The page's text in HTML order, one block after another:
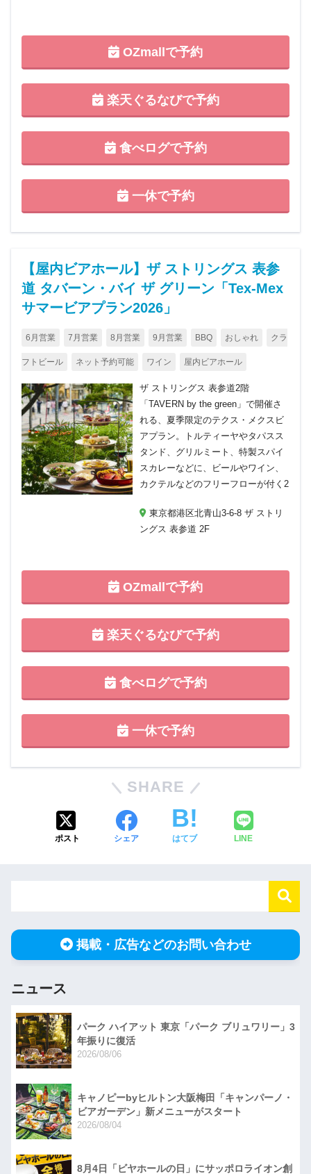
OZmallで予約
楽天ぐるなびで予約
食べログで予約
一休で予約
【屋内ビアホール】ザ ストリングス 表参
道 タバーン・バイ ザ グリーン「Tex-Mex
サマービアプラン2026」
6月営業 7月営業 8月営業 9月営業 BBQ おしゃれ クラ
フトビール ネット予約可能 ワイン 屋内ビアホール
ザ ストリングス 表参道2階
「TAVERN by the green」で開催さ
れる、夏季限定のテクス・メクスビ
アプラン。トルティーヤやタパスス
タンド、グリルミート、特製スパイ
スカレーなどに、ビールやワイン、
カクテルなどのフリーフローが付く2
東京都港区北青山3-6-8 ザ ストリ
ングス 表参道 2F
OZmallで予約
楽天ぐるなびで予約
食べログで予約
一休で予約
SHARE
ポスト シェア はてブ LINE
掲載・広告などのお問い合わせ
ニュース
パーク ハイアット 東京「パーク ブリュワリー」3
年振りに復活
2026/08/06
キャノピーbyヒルトン大阪梅田「キャンパーノ・
ビアガーデン」新メニューがスタート
2026/08/04
8月4日「ビヤホールの日」にサッポロライオン創